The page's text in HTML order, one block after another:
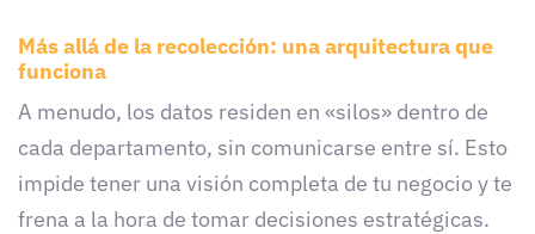
Más allá de la recolección: una arquitectura que
funciona
A menudo, los datos residen en «silos» dentro de
cada departamento, sin comunicarse entre sí. Esto
impide tener una visión completa de tu negocio y te
frena a la hora de tomar decisiones estratégicas.